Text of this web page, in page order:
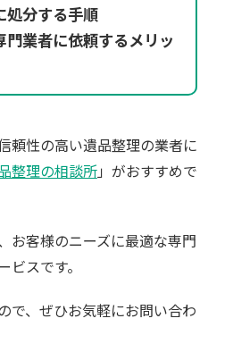
処分する手順
門業者に依頼するメリッ
頼性の高い遺品整理の業者に
整理の相談所」がおすすめで
お客様のニーズに最適な専門
スです。
で、ぜひお気軽にお問い合わ